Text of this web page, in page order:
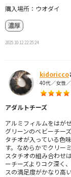
購入場所：ウオダイ
濃厚
2025.10.12 22:25:24
kidoricco
40代／女性
アダルトチーズ
アルミフィルムをはが
グリーンのベビーチー
タチオが入っている色
す。なめらかでクリー
スタチオの組み合わせ
ーチーズよりコク深く
スの満足度がかなり高